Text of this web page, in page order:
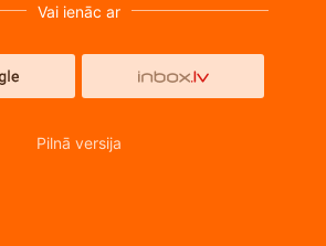
Vai ienāc ar
Pilnā versija